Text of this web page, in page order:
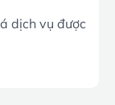
dịch vụ được